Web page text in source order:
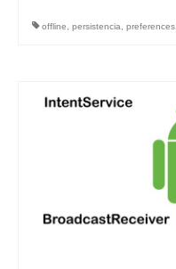
offline persistencia preferences